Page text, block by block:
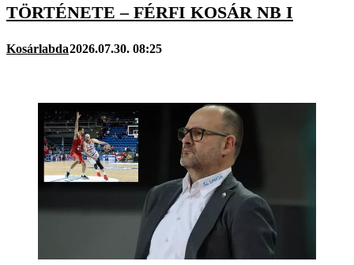
TÖRTÉNETE – FÉRFI KOSÁR NB I
Kosárlabda2026.07.30. 08:25